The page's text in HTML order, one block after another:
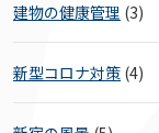
建物の健康管理 (3)
新型コロナ対策 (4)